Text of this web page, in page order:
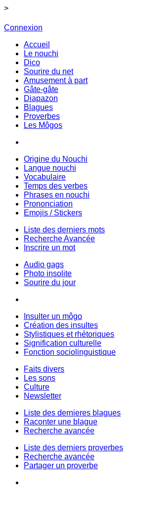
>
Connexion
Accueil
Le nouchi
Dico
Sourire du net
Amusement à part
Gâte-gâte
Diapazon
Blagues
Proverbes
Les Môgos
Origine du Nouchi
Langue nouchi
Vocabulaire
Temps des verbes
Phrases en nouchi
Prononciation
Emojis / Stickers
Liste des derniers mots
Recherche Avancée
Inscrire un mot
Audio gags
Photo insolite
Sourire du jour
Insulter un môgo
Création des insultes
Stylistiques et rhétoriques
Signification culturelle
Fonction sociolinguistique
Faits divers
Les sons
Culture
Newsletter
Liste des dernieres blagues
Raconter une blague
Recherche avancée
Liste des derniers proverbes
Recherche avancée
Partager un proverbe